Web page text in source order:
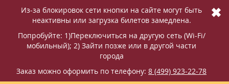
Из-за блокировок сети кнопки на сайте могут быть
неактивны или загрузка билетов замедлена.
Попробуйте: 1)Переключиться на другую сеть (Wi-Fi/
мобильный); 2) Зайти позже или в другой части
города
Заказ можно оформить по телефону: 8 (499) 923-22-78
✖